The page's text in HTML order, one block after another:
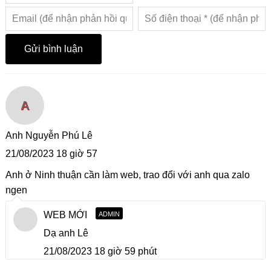
A
Anh Nguyễn Phú Lê
21/08/2023 18 giờ 57
Anh ở Ninh thuận cần làm web, trao đổi với anh qua zalo
ngen
WEB MỚI ADMIN
Dạ anh Lê
21/08/2023 18 giờ 59 phút